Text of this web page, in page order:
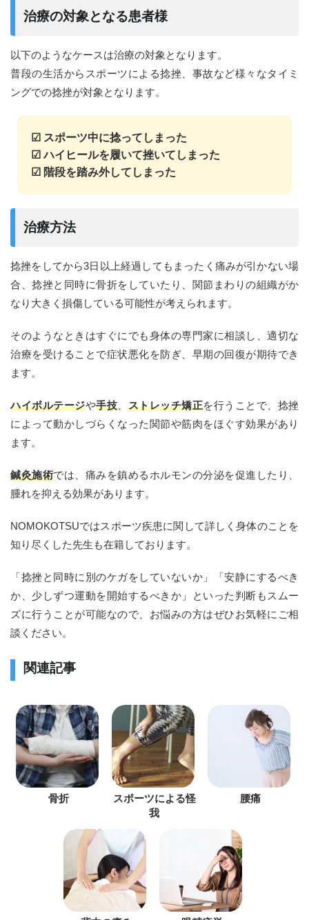
治療の対象となる患者様
以下のようなケースは治療の対象となります。
普段の生活からスポーツによる捻挫、事故など様々なタイミ
ングでの捻挫が対象となります。
☑︎ スポーツ中に捻ってしまった
☑︎ ハイヒールを履いて挫いてしまった
☑︎ 階段を踏み外してしまった
治療方法
捻挫をしてから3日以上経過してもまったく痛みが引かない場
合、捻挫と同時に骨折をしていたり、関節まわりの組織がか
なり大きく損傷している可能性が考えられます。
そのようなときはすぐにでも身体の専門家に相談し、適切な
治療を受けることで症状悪化を防ぎ、早期の回復が期待でき
ます。
ハイボルテージや手技、 ストレッチ矯正を行うことで、捻挫
によって動かしづらくなった関節や筋肉をほぐす効果があり
ます。
鍼灸施術では、痛みを鎮めるホルモンの分泌を促進したり、
腫れを抑える効果があります。
NOMOKOTSUではスポーツ疾患に関して詳しく身体のことを
知り尽くした先生も在籍しております。
「捻挫と同時に別のケガをしていないか」「安静にするべき
か、少しずつ運動を開始するべきか」といった判断もスムー
ズに行うことが可能なので、お悩みの方はぜひお気軽にご相
談ください。
関連記事
骨折
スポーツによる怪
我
腰痛